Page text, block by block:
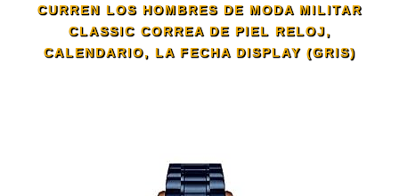
CURREN LOS HOMBRES DE MODA MILITAR
CLASSIC CORREA DE PIEL RELOJ,
CALENDARIO, LA FECHA DISPLAY (GRIS)